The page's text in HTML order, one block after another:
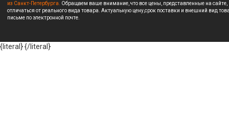
из Санкт-Петербурга. Обращаем ваше внимание, что все цены, представленные на
отличаться от реального вида товара. Актуальную цену,срок поставки и внешний вид
письме по электронной почте.
{literal}{/literal}